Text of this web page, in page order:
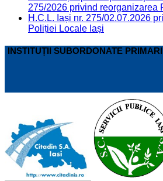
275/2026 privind reorganizarea
H.C.L. Iași nr. 275/02.07.2026
Poliției Locale Iași
INSTITUȚII SUBORDONATE